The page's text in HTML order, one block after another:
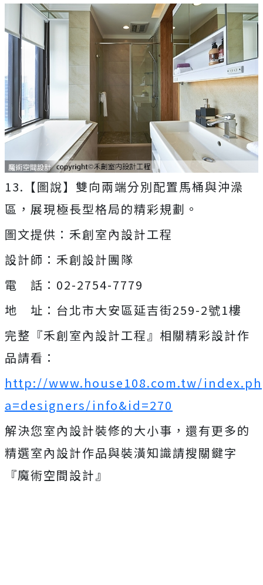
13.【圖說】雙向兩端分別配置馬桶與沖澡
區，展現極長型格局的精彩規劃。
圖文提供：禾創室內設計工程
設計師：禾創設計團隊
電 話：02-2754-7779
地 址：台北市大安區延吉街259-2號1樓
完整『禾創室內設計工程』相關精彩設計作
品請看：
http://www.house108.com.tw/
a=designers/info&id=270
解決您室內設計裝修的大小事，還有更多的
精選室內設計作品與裝潢知識請搜關鍵字
『魔術空間設計』